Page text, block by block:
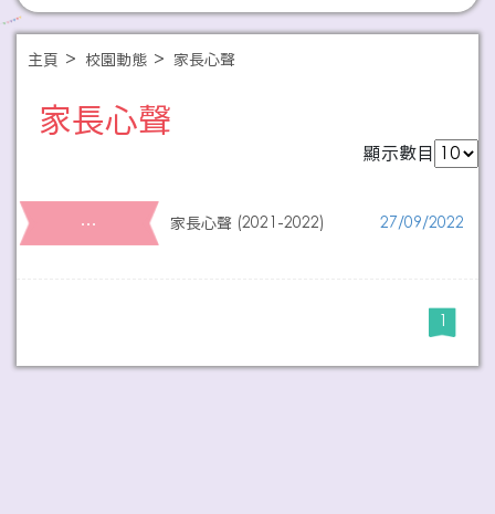
主頁 校園動態 家長心聲
家長心聲
顯示數目
… 家長心聲 (2021-2022) 27/09/2022
1